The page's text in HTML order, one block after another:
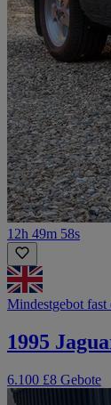
12h 49m 58s
Mindestgebot fast
1995
6.100 £8 Gebote